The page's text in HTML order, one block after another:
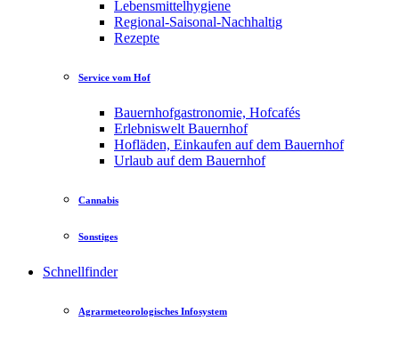
Lebensmittelhygiene
Regional-Saisonal-Nachhaltig
Rezepte
Service vom Hof
Bauernhofgastronomie, Hofcafés
Erlebniswelt Bauernhof
Hofläden, Einkaufen auf dem Bauernhof
Urlaub auf dem Bauernhof
Cannabis
Sonstiges
Schnellfinder
Agrarmeteorologisches Infosystem